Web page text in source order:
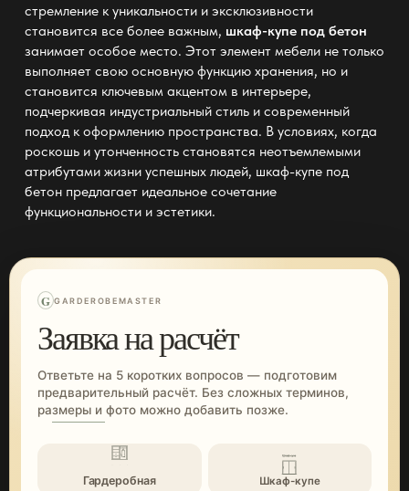
стремление к уникальности и эксклюзивности
становится все более важным, шкаф-купе под бетон
занимает особое место. Этот элемент мебели не только
выполняет свою основную функцию хранения, но и
становится ключевым акцентом в интерьере,
подчеркивая индустриальный стиль и современный
подход к оформлению пространства. В условиях, когда
роскошь и утонченность становятся неотъемлемыми
атрибутами жизни успешных людей, шкаф-купе под
бетон предлагает идеальное сочетание
функциональности и эстетики.
G GARDEROBEMASTER
Заявка на расчёт
Ответьте на 5 коротких вопросов — подготовим
предварительный расчёт. Без сложных терминов,
размеры и фото можно добавить позже.
Гардеробная Шкаф-купе